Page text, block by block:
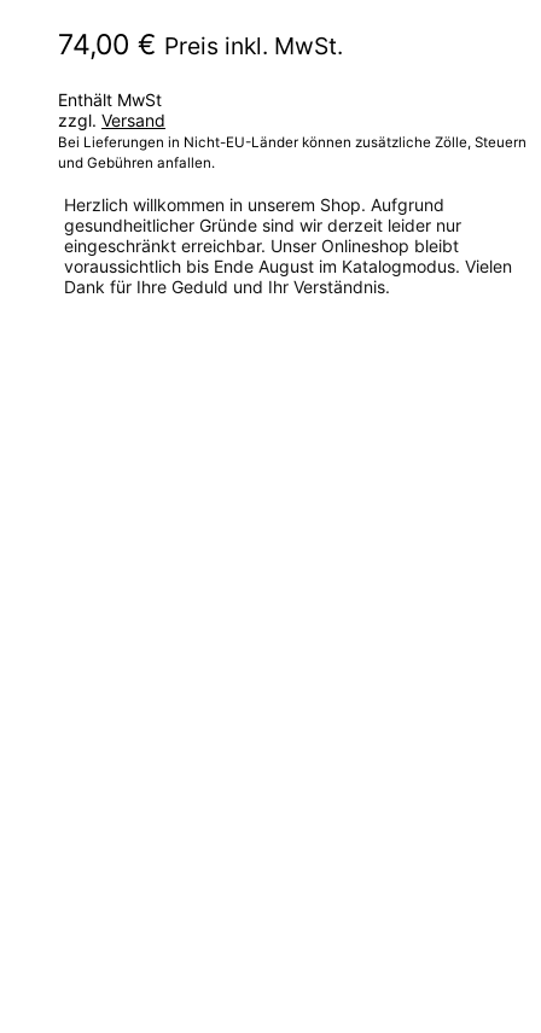
74,00 € Preis inkl. MwSt.
Enthält MwSt
zzgl. Versand
Bei Lieferungen in Nicht-EU-Länder können zusätzliche Zölle, Steuern
und Gebühren anfallen.
Herzlich willkommen in unserem Shop. Aufgrund
gesundheitlicher Gründe sind wir derzeit leider nur
eingeschränkt erreichbar. Unser Onlineshop bleibt
voraussichtlich bis Ende August im Katalogmodus. Vielen
Dank für Ihre Geduld und Ihr Verständnis.